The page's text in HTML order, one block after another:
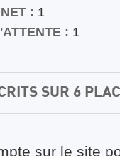
: 1
: 1
SUR 6
sur le site